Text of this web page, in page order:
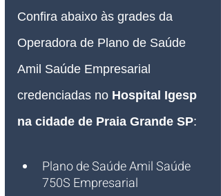
Confira abaixo às grades da
Operadora de Plano de Saúde
Amil Saúde Empresarial
credenciadas no Hospital Igesp
na cidade de Praia Grande SP:
Plano de Saúde Amil Saúde
750S Empresarial